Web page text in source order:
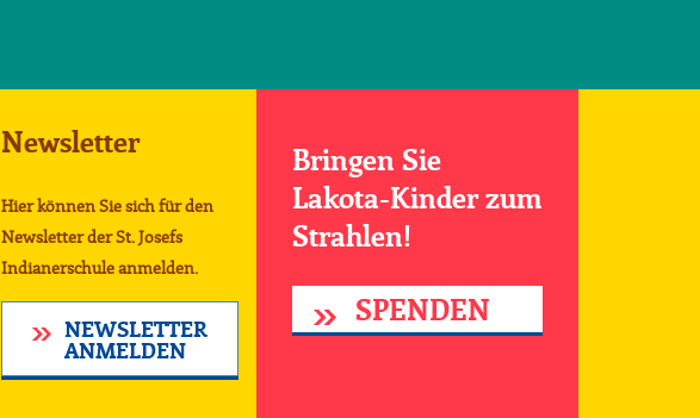
Newsletter
Hier können Sie sich für den
Newsletter der St. Josefs
Indianerschule anmelden.
NEWSLETTER
ANMELDEN
Bringen Sie
Lakota-Kinder zum
Strahlen!
SPENDEN